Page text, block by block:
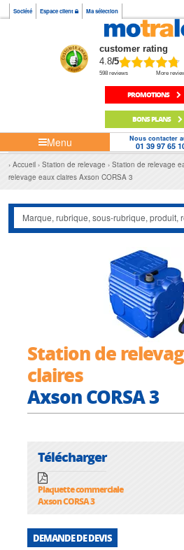
Société Espace client Ma sélection
customer rating
4.8/5
598 reviews More
PROMOTIONS
BONS PLANS
Menu Nous contacter
01 39 97 65
Accueil Station de relevage Station de relevage
relevage eaux claires Axson CORSA 3
Station de
claires
Axson CORSA 3
Télécharger
Plaquette commerciale
Axson CORSA 3
DEMANDE DE DEVIS